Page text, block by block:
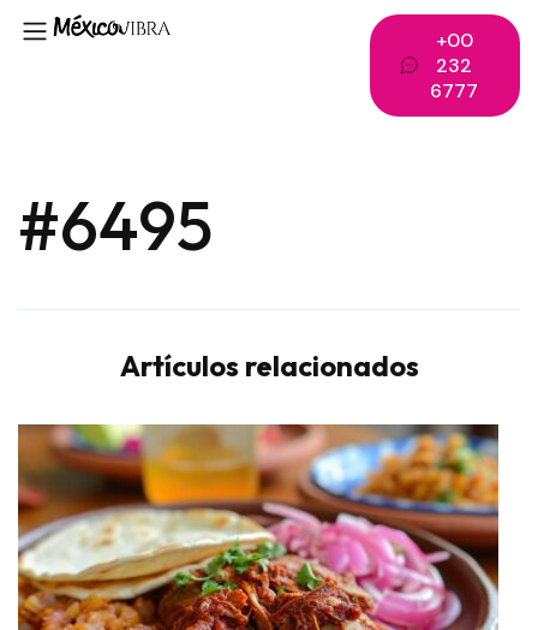
+00
232
6777
#6495
Artículos relacionados